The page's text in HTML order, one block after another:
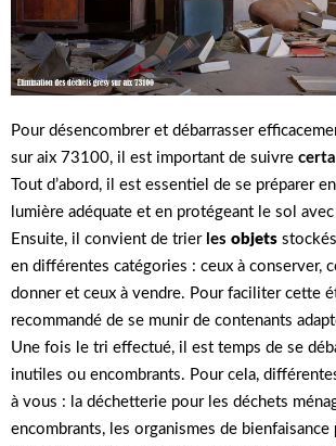
Pour désencombrer et débarrasser
sur aix 73100, il est important de suivre
Tout d’abord, il est essentiel de se préparer
lumière adéquate et en protégeant le sol
Ensuite, il convient de trier les objets
en différentes catégories : ceux à conserver,
donner et ceux à vendre. Pour faciliter cette
recommandé de se munir de contenants
Une fois le tri effectué, il est temps de se
inutiles ou encombrants. Pour cela,
à vous : la déchetterie pour les déchets
encombrants, les organismes de bienfaisance